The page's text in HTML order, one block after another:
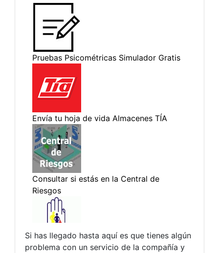
Si has llegado hasta aquí es que tienes algún
problema con un servicio de la compañía y